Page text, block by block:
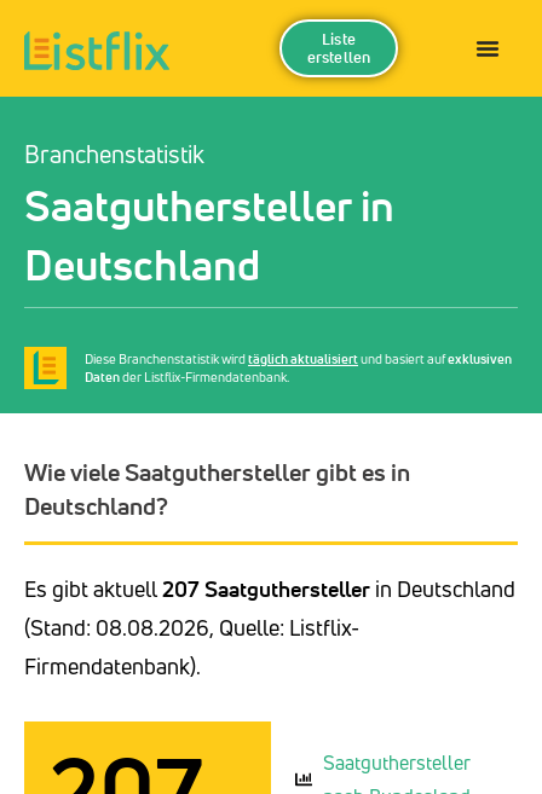
Liste
erstellen
Branchenstatistik
Saatguthersteller in
Deutschland
Diese Branchenstatistik wirdtäglich aktualisiertund basiert aufexklusiven
Datender Listflix-Firmendatenbank.
Wie viele Saatguthersteller gibt es in
Deutschland?
Es gibt aktuell207 Saatguthersteller in Deutschland
(Stand: 08.08.2026, Quelle: Listflix-
Firmendatenbank).
Saatguthersteller